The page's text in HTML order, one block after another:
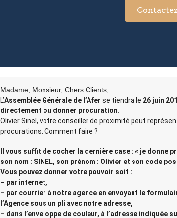
Madame, Monsieur, Chers Clients,
L’Assemblée Générale de l’Afer se tiendra le 26 juin
directement ou donner procuration.
Olivier Sinel, votre conseiller de proximité peut
procurations. Comment faire ?
Il vous suffit de cocher la dernière case : « je donne
son nom : SINEL, son prénom : Olivier et son code
Vous pouvez donner votre pouvoir soit :
– par internet,
– par courrier à notre agence en envoyant le
l’Agence sous un pli avec notre adresse,
– dans l’enveloppe de couleur, à l’adresse indiquée